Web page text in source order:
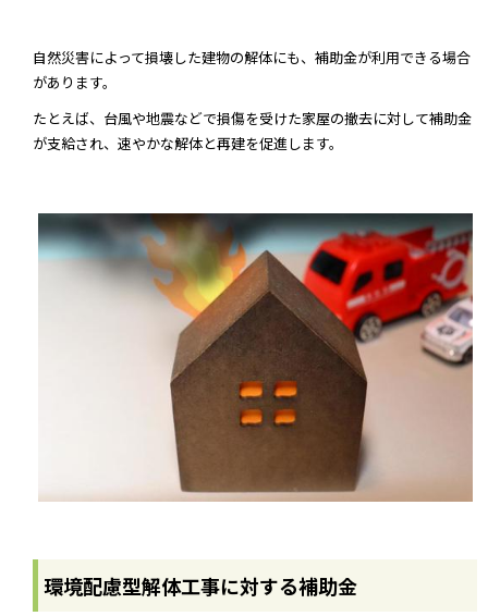
自然災害によって損壊した建物の解体にも、補助金が利用できる場合
があります。
たとえば、台風や地震などで損傷を受けた家屋の撤去に対して補助金
が支給され、速やかな解体と再建を促進します。
環境配慮型解体工事に対する補助金